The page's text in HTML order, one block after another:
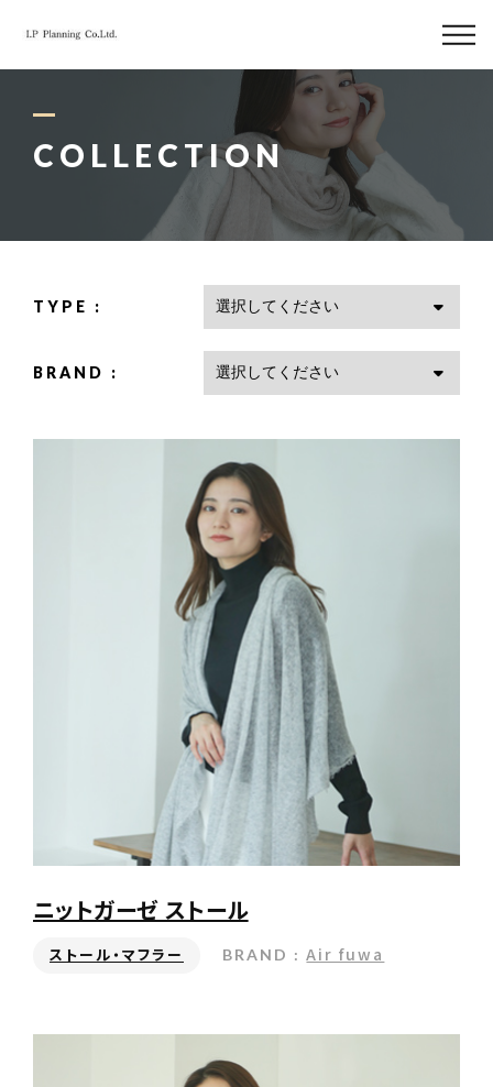
COLLECTION
TYPE :
BRAND :
ニットガーゼ ストール
ストール・マフラー BRAND : Air fuwa
ABOUT US
BRAND
COLLECTION
BLOG
INFO
06-6226-8443
10:00～18:00（土・日・祝日除く）
お問い合わせはこちら